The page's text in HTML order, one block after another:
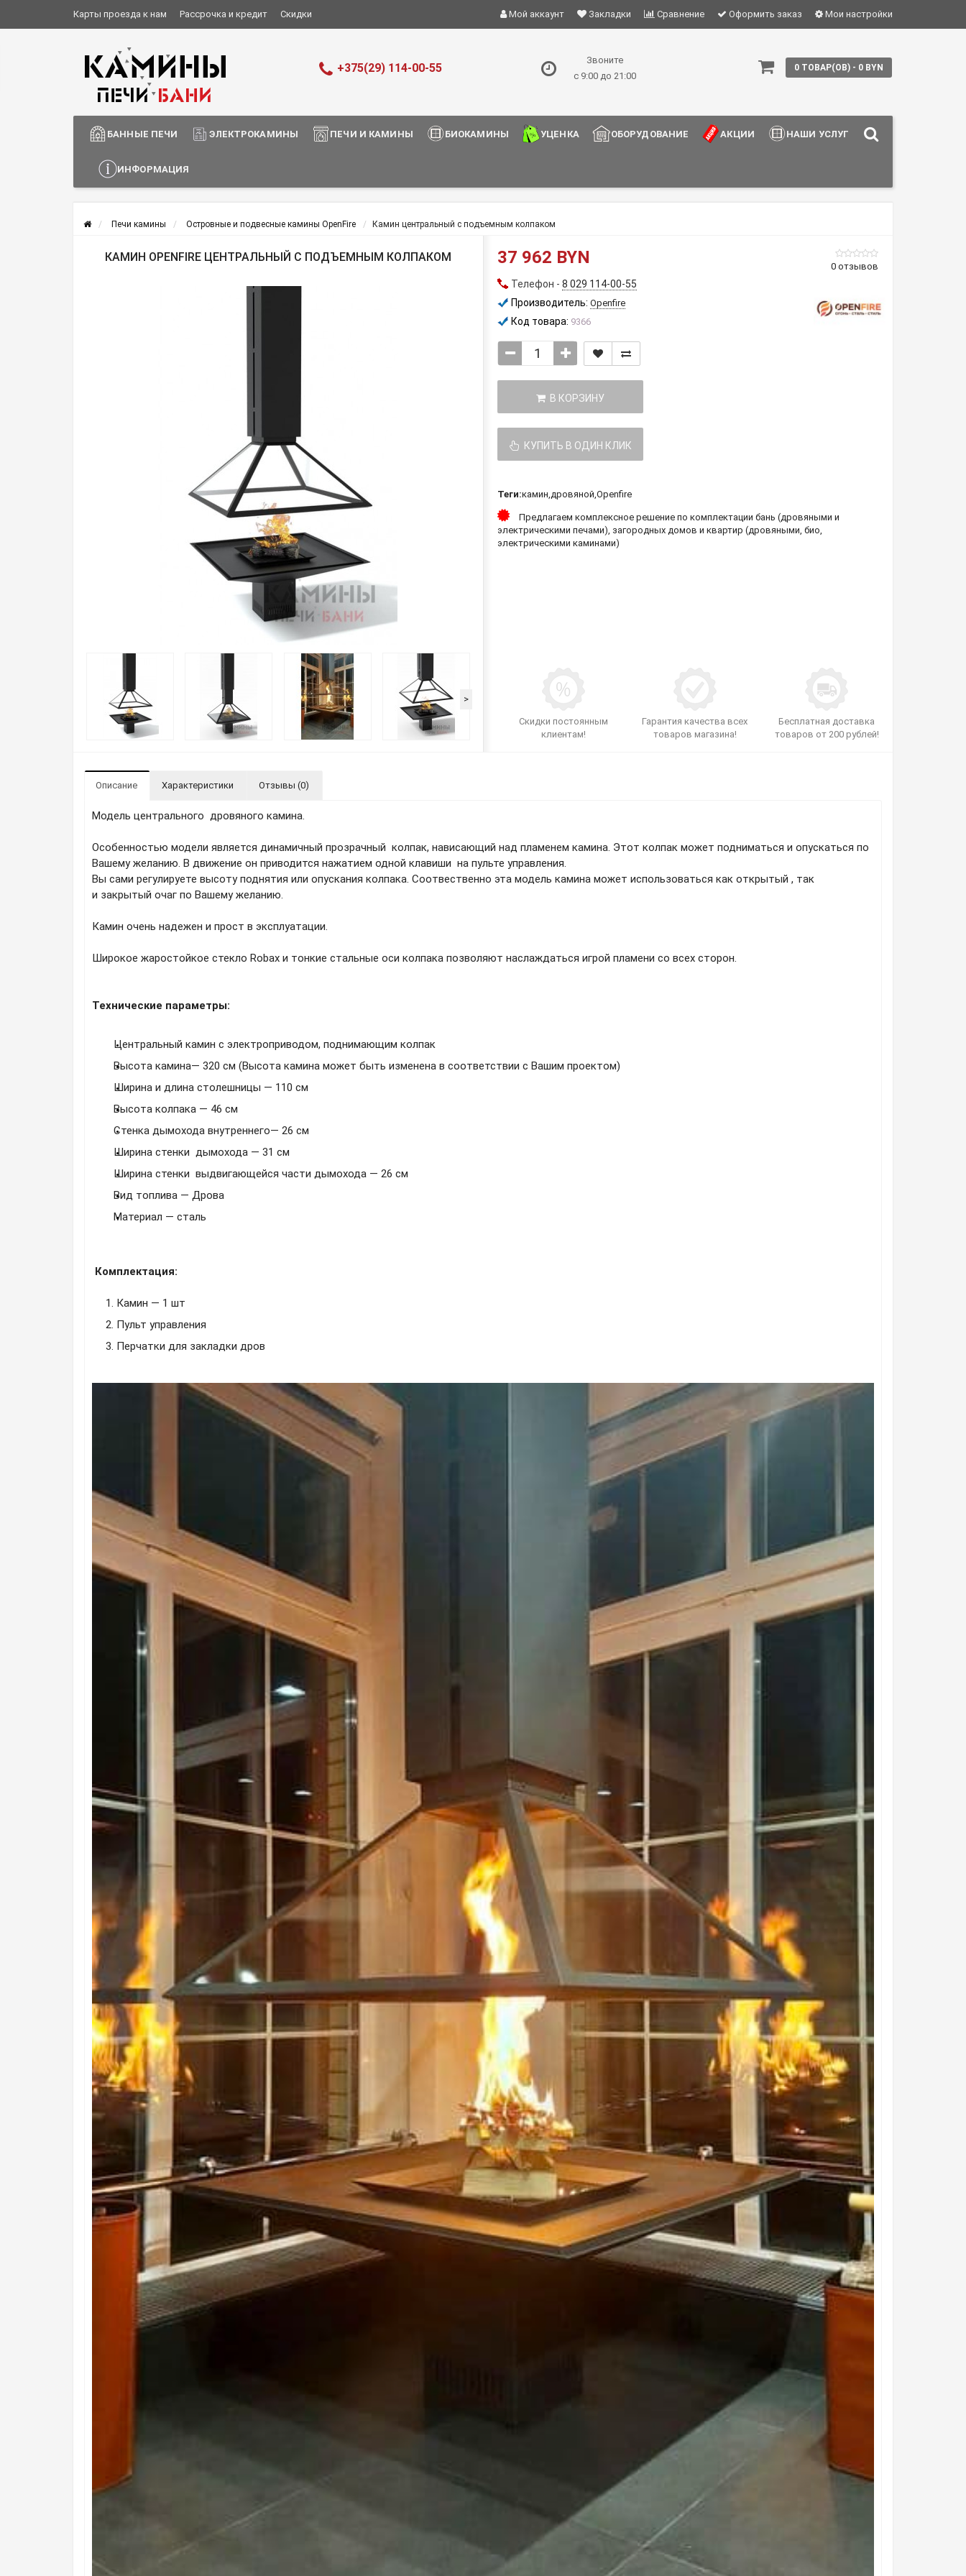
Карты проезда к нам Рассрочка и кредит Скидки
Информация о доставке
Мой аккаунт Закладки Сравнение Оформить заказ Мои настройки
+375(29) 114-00-55
Звоните
с 9:00 до 21:00
0 ТОВАР(ОВ) - 0 BYN
БАННЫЕ ПЕЧИ ЭЛЕКТРОКАМИНЫ ПЕЧИ И КАМИНЫ БИОКАМИНЫ УЦЕНКА ОБОРУДОВАНИЕ АКЦИИ НАШИ УСЛУГИ
ИНФОРМАЦИЯ
Печи камины Островные и подвесные камины OpenFire Камин центральный с подъемным колпаком
КАМИН OPENFIRE ЦЕНТРАЛЬНЫЙ С ПОДЪЕМНЫМ КОЛПАКОМ
>
0 отзывов
37 962 BYN
Телефон - 8 029 114-00-55
Производитель: Openfire
Код товара: 9366
В КОРЗИНУ
КУПИТЬ В ОДИН КЛИК
Теги:камин,дровяной,Openfire
Скидки постоянным
клиентам!
Гарантия качества всех
товаров магазина!
Бесплатная доставка
товаров от 200 рублей!
Предлагаем комплексное решение по комплектации бань (дровяными и
электрическими печами), загородных домов и квартир (дровяными, био,
электрическими каминами)
Описание Характеристики Отзывы (0)
Модель центрального дровяного камина.
Особенностью модели является динамичный прозрачный колпак, нависающий над пламенем камина. Этот колпак может подниматься и опускаться по
Вашему желанию. В движение он приводится нажатием одной клавиши на пульте управления.
Вы сами регулируете высоту поднятия или опускания колпака. Соотвественно эта модель камина может использоваться как открытый , так
и закрытый очаг по Вашему желанию.
Камин очень надежен и прост в эксплуатации.
Широкое жаростойкое стекло Robax и тонкие стальные оси колпака позволяют наслаждаться игрой пламени со всех сторон.
Технические параметры:
Центральный камин с электроприводом, поднимающим колпак
Высота камина— 320 см (Высота камина может быть изменена в соответствии с Вашим проектом)
Ширина и длина столешницы — 110 см
Высота колпака — 46 см
Стенка дымохода внутреннего— 26 см
Ширина стенки дымохода — 31 см
Ширина стенки выдвигающейся части дымохода — 26 см
Вид топлива — Дрова
Материал — сталь
Комплектация:
Камин — 1 шт
Пульт управления
Перчатки для закладки дров